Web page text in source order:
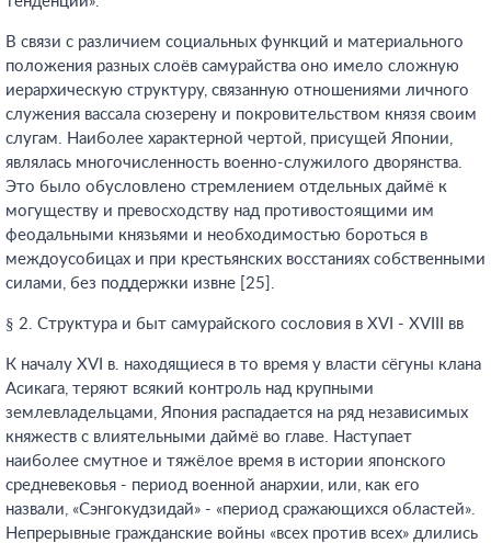
В связи с различием социальных функций и материального
положения разных слоёв самурайства оно имело сложную
иерархическую структуру, связанную отношениями личного
служения вассала сюзерену и покровительством князя своим
слугам. Наиболее характерной чертой, присущей Японии,
являлась многочисленность военно-служилого дворянства.
Это было обусловлено стремлением отдельных даймё к
могуществу и превосходству над противостоящими им
феодальными князьями и необходимостью бороться в
междоусобицах и при крестьянских восстаниях собственными
силами, без поддержки извне [25].
§ 2. Структура и быт самурайского сословия в XVI - XVIII вв
К началу XVI в. находящиеся в то время у власти сёгуны клана
Асикага, теряют всякий контроль над крупными
землевладельцами, Япония распадается на ряд независимых
княжеств с влиятельными даймё во главе. Наступает
наиболее смутное и тяжёлое время в истории японского
средневековья - период военной анархии, или, как его
назвали, «Сэнгокудзидай» - «период сражающихся областей».
Непрерывные гражданские войны «всех против всех» длились